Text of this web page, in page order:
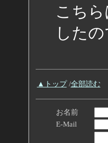
こち
した
▲トップ/全部読む
お名前
E-Mail